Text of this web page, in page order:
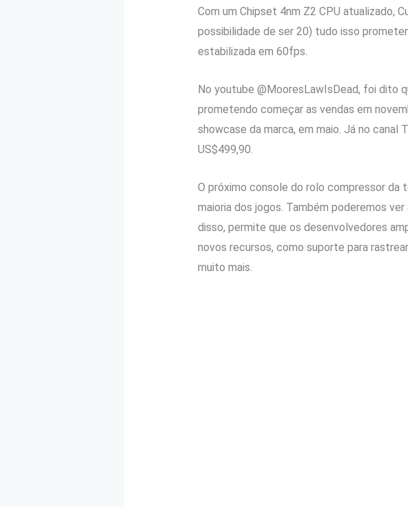
A
p
p
o
o
k
r
a
m
i
n
Com um Chipset 4nm Z2 CPU atualizado,
possibilidade de ser 20) tudo isso
estabilizada em 60fps.
No youtube @MooresLawIsDead, foi dito
prometendo começar as vendas em
showcase da marca, em maio. Já no canal
US$499,90.
O próximo console do rolo compressor da
maioria dos jogos. Também poderemos
disso, permite que os desenvolvedores
novos recursos, como suporte para
muito mais.